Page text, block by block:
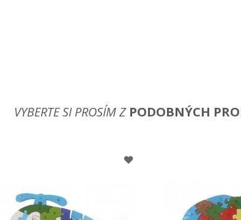
VYBERTE SI PROSÍM Z PODOBNÝCH